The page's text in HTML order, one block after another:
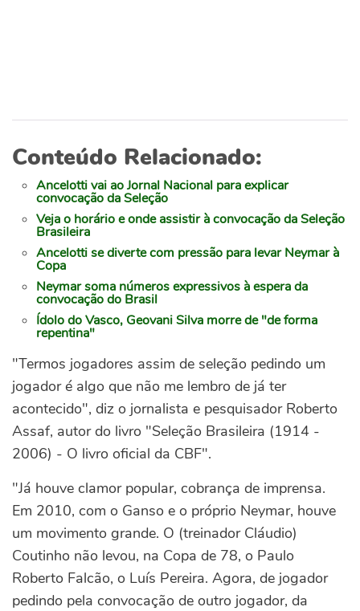
Conteúdo Relacionado:
Ancelotti vai ao Jornal Nacional para explicar
convocação da Seleção
Veja o horário e onde assistir à convocação da Seleção
Brasileira
Ancelotti se diverte com pressão para levar Neymar à
Copa
Neymar soma números expressivos à espera da
convocação do Brasil
Ídolo do Vasco, Geovani Silva morre de "de forma
repentina"
"Termos jogadores assim de seleção pedindo um
jogador é algo que não me lembro de já ter
acontecido", diz o jornalista e pesquisador Roberto
Assaf, autor do livro "Seleção Brasileira (1914 -
2006) - O livro oficial da CBF".
"Já houve clamor popular, cobrança de imprensa.
Em 2010, com o Ganso e o próprio Neymar, houve
um movimento grande. O (treinador Cláudio)
Coutinho não levou, na Copa de 78, o Paulo
Roberto Falcão, o Luís Pereira. Agora, de jogador
pedindo pela convocação de outro jogador, da